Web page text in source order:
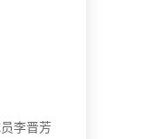
李晋芳